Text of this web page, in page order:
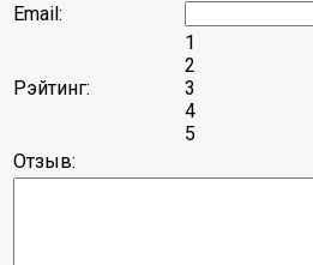
Email:
Рэйтинг:
1
2
3
4
5
Отзыв: